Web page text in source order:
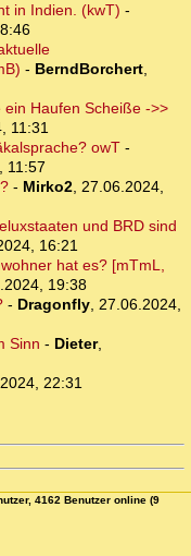
in Indien. (kwT) -
- BerndBorchert,
Haufen Scheiße ->>
11:31
owT-
11:57
- Mirko2, 27.06.2024,
und BRD sind
16:21
hat es? [mTmL,
19:38
- Dragonfly, 27.06.2024,
Sinn - Dieter,
22:31
4162 Benutzer online (9